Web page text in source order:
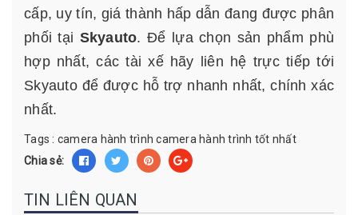
cấp, uy tín, giá thành hấp dẫn đang được phân
phối tại Skyauto. Để lựa chọn sản phẩm phù
hợp nhất, các tài xế hãy liên hệ trực tiếp tới
Skyauto để được hỗ trợ nhanh nhất, chính xác
nhất.
Tags : camera hành trình camera hành trình tốt nhất
Chia sẻ:
TIN LIÊN QUAN